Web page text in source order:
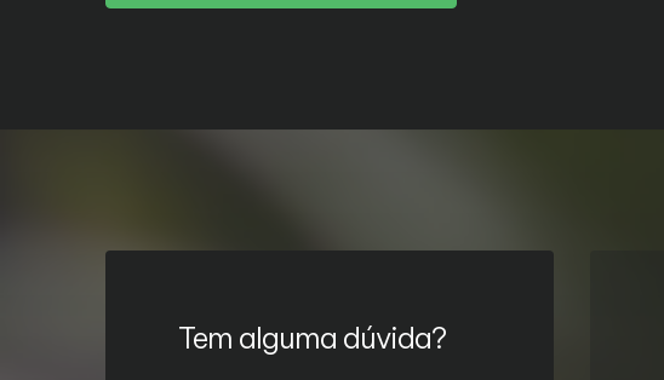
Tem alguma dúvida?